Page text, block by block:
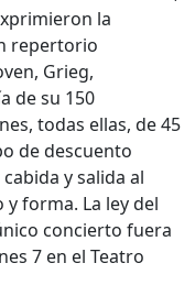
la
repertorio
Grieg,
de su 150
todas ellas, de 45
de descuento
y salida al
forma. La ley del
concierto fuera
7 en el Teatro